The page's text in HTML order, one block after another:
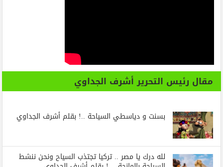
مقال رئيس التحرير أشرف الجداوي
بسنت و دياسطي السياحة ..! بقلم أشرف الجداوي
لله درك يا مصر .. تركيا تجتذب السياح ونحن ننشط